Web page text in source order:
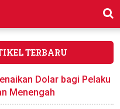
TERBARU
Dolar bagi Pelaku
Menengah